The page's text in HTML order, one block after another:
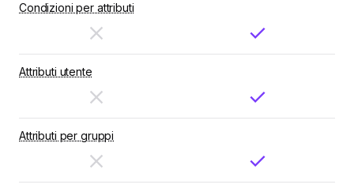
Condizioni per attributi
Attributi utente
Attributi per gruppi